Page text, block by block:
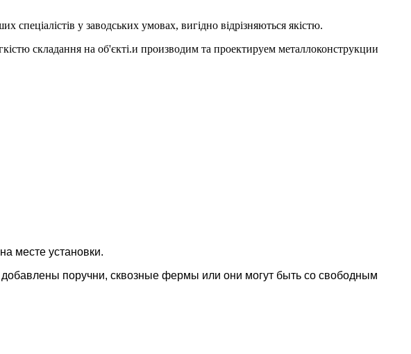
у заводських умовах, вигідно відрізняються якістю.
складання на об'єкті.и производим та проектируем металлоконструкции
месте установки.
поручни, сквозные фермы или они могут быть со свободным